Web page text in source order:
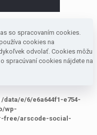
so spracovaním cookies.
cookies na
odvolať. Cookies môžu
spracúvaní cookies nájdete na
/data/e/6/e6a644f1-e754-
wp-
free/arscode-social-